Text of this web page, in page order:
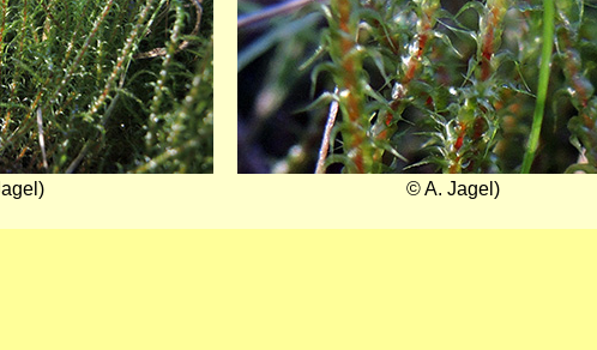
© A. Jagel)